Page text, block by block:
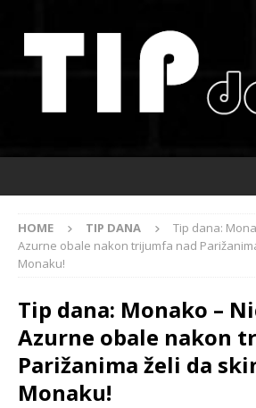
HOME TIP DANA
Tip dana:
Azurne obale nakon trijumfa nad
Monaku!
Tip dana: Monako –
Azurne obale nakon
Parižanima želi da
Monaku!